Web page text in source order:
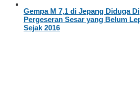
Gempa M 7,1 di Jepang Diduga
Pergeseran Sesar yang Belum
Sejak 2016